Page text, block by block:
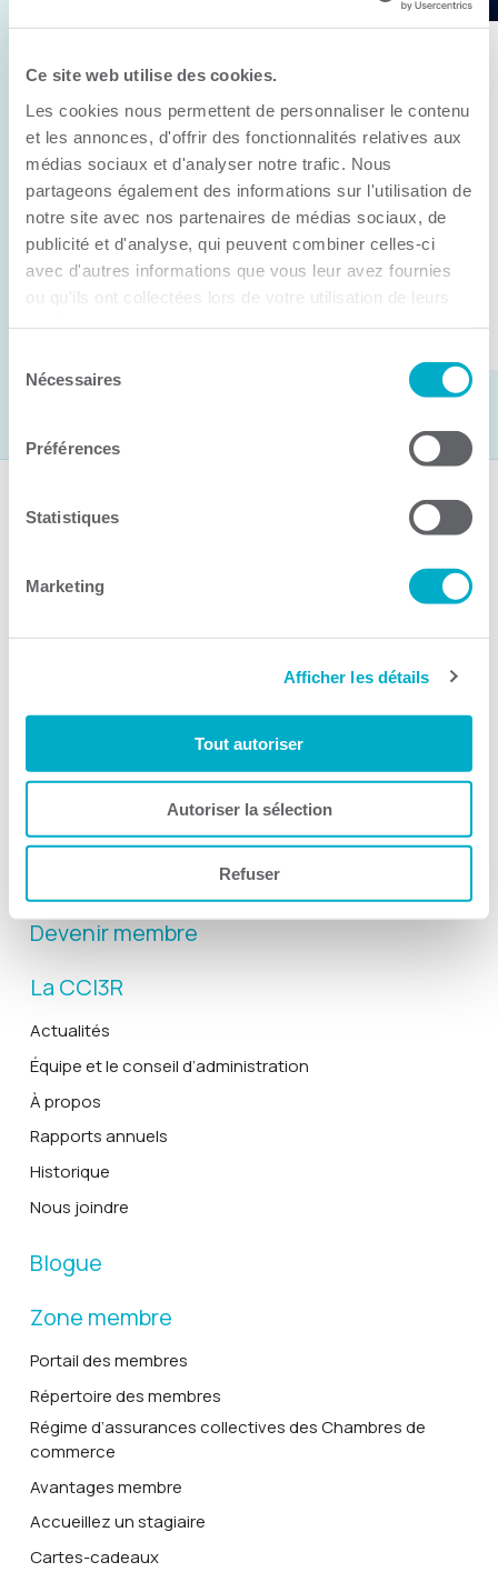
Ce site web utilise des cookies.
Les cookies nous permettent de personnaliser le contenu
et les annonces, d'offrir des fonctionnalités relatives aux
médias sociaux et d'analyser notre trafic. Nous
partageons également des informations sur l'utilisation de
notre site avec nos partenaires de médias sociaux, de
publicité et d'analyse, qui peuvent combiner celles-ci
avec d'autres informations que vous leur avez fournies
ou qu'ils ont collectées lors de votre utilisation de leurs
Nécessaires
Préférences
Statistiques
Marketing
Afficher les détails
Tout autoriser
Autoriser la sélection
Refuser
Anick Métivier devient le nouveau
président de la CCI3R
C’est lors de son assemblée générale annuelle
tenue hier que la Chambre de commerce et
d’industries de ...
Suivez-nous
Gala Radisson
Solutions RH
Devenir membre
La CCI3R
Actualités
Équipe et le conseil d’administration
À propos
Rapports annuels
Historique
Nous joindre
Blogue
Zone membre
Portail des membres
Répertoire des membres
Régime d’assurances collectives des Chambres de
commerce
Avantages membre
Accueillez un stagiaire
Cartes-cadeaux